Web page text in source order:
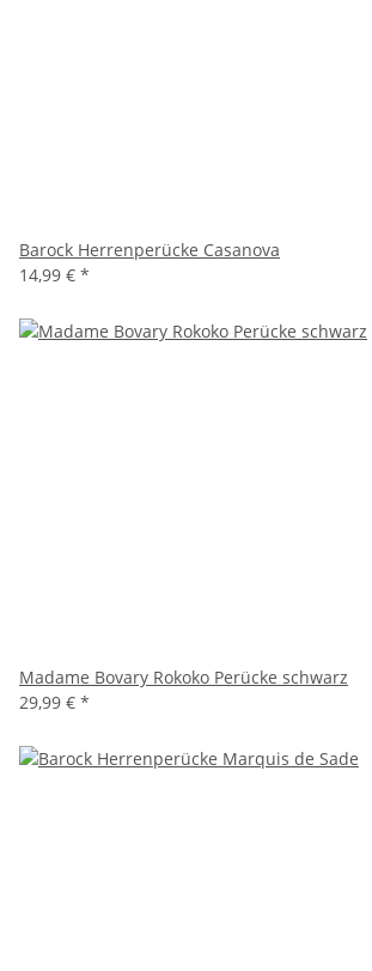
Barock Herrenperücke Casanova
14,99 € *
Madame Bovary Rokoko Perücke schwarz
29,99 € *